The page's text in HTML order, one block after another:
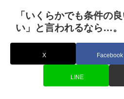
「いくらかでも条件の
い」と言われるなら…。
X Facebook
LINE